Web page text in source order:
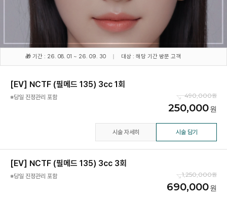
🎁 기간 : 26. 08. 01 ~ 26. 09. 30 대상 : 해당 기간 방문 고객
[EV] NCTF (필메드 135) 3cc 1회
※당일 진정관리 포함 490,000
250,000
시술 자세히 시술 담기
[EV] NCTF (필메드 135) 3cc 3회
※당일 진정관리 포함 1,250,000
690,000